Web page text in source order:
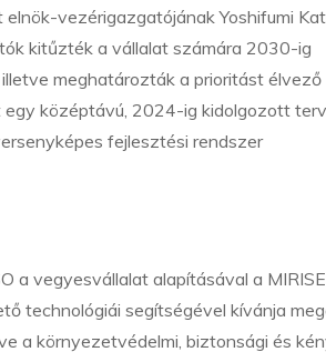
elnök-vezérigazgatójának Yoshifumi
kitűzték a vállalat számára 2030-ig
meghatározták a prioritást élvező
középtávú, 2024-ig kidolgozott terv
fejlesztési rendszer
a vegyesvállalat alapításával a MIRISE
technológiái segítségével kívánja
a környezetvédelmi, biztonsági és